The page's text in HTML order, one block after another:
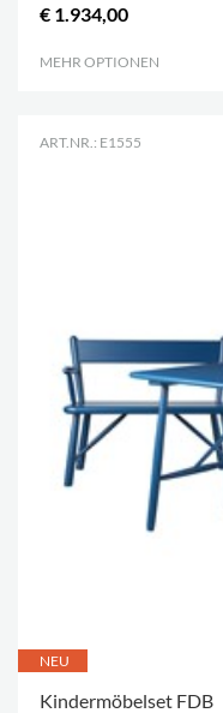
€ 1.934,00
MEHR OPTIONEN
ART.NR.: E1555
NEU
Kindermöbelset FDB